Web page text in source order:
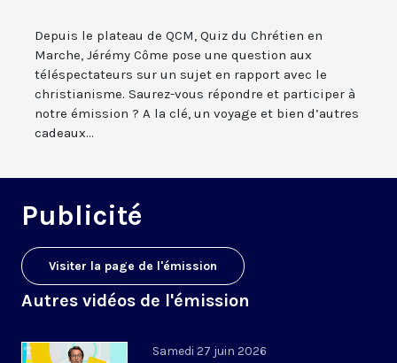
Depuis le plateau de QCM, Quiz du Chrétien en
Marche, Jérémy Côme pose une question aux
téléspectateurs sur un sujet en rapport avec le
christianisme. Saurez-vous répondre et participer à
notre émission ? A la clé, un voyage et bien d’autres
cadeaux...
Publicité
Visiter la page de l'émission
Autres vidéos de l'émission
Samedi 27 juin 2026